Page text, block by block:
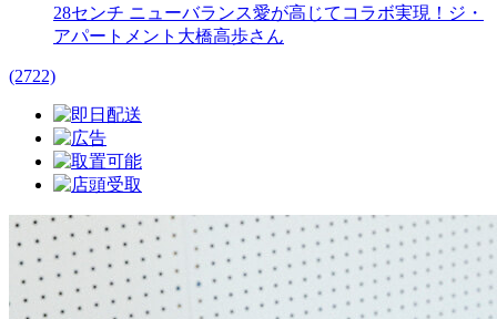
28センチ ニューバランス愛が高じてコラボ実現！ジ・
アパートメント大橋高歩さん
(2722)